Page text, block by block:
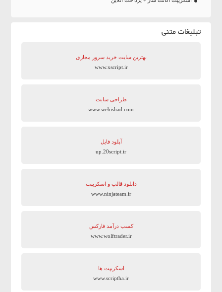
تبلیغات متنی
بهترین سایت‌ خرید سرور مجازی
www.xscript.ir
طراحی سایت
www.webishad.com
آپلود فایل
up.20script.ir
دانلود قالب و اسکریپت
www.ninjateam.ir
کسب درآمد فارکس
www.wolftrader.ir
اسکریپت ها
www.scriptha.ir